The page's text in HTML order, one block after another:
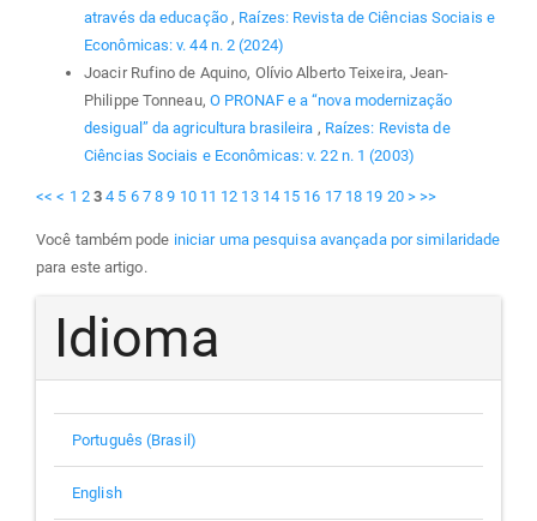
através da educação , Raízes: Revista de Ciências Sociais e
Econômicas: v. 44 n. 2 (2024)
Joacir Rufino de Aquino, Olívio Alberto Teixeira, Jean-
Philippe Tonneau, O PRONAF e a “nova modernização
desigual” da agricultura brasileira , Raízes: Revista de
Ciências Sociais e Econômicas: v. 22 n. 1 (2003)
<< < 1 2 3 4 5 6 7 8 9 10 11 12 13 14 15 16 17 18 19 20 > >>
Você também pode iniciar uma pesquisa avançada por similaridade
para este artigo.
Idioma
Português (Brasil)
English